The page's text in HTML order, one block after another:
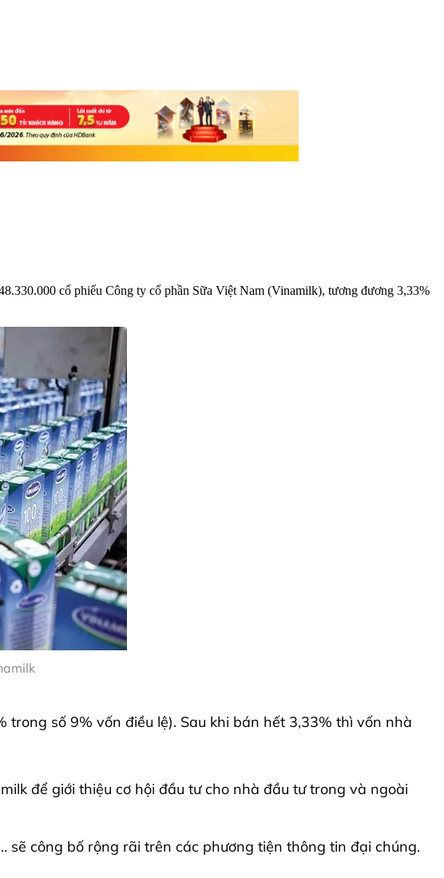
cổ phiếu Công ty cổ phần Sữa Việt Nam (Vinamilk), tương đương 3,33%
số 9% vốn điều lệ). Sau khi bán hết 3,33% thì vốn nhà
để giới thiệu cơ hội đầu tư cho nhà đầu tư trong và ngoài
sẽ công bố rộng rãi trên các phương tiện thông tin đại chúng.